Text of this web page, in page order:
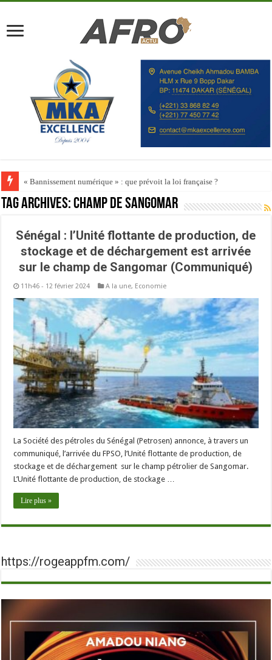
« Bannissement numérique » : que prévoit la loi française ?
Tag Archives:Champ de Sangomar
Sénégal : l’Unité flottante de production, de
stockage et de déchargement est arrivée
sur le champ de Sangomar (Communiqué)
11h46 - 12 février 2024 A la une, Economie
La Société des pétroles du Sénégal (Petrosen) annonce, à travers un
communiqué, l’arrivée du FPSO, l’Unité flottante de production, de
stockage et de déchargement sur le champ pétrolier de Sangomar.
L’Unité flottante de production, de stockage …
Lire plus »
https://rogeappfm.com/